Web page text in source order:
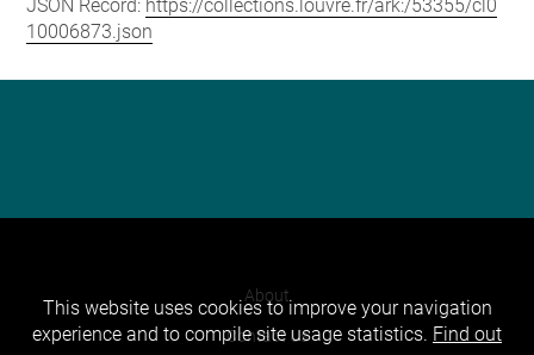
JSON Record: https://collections.louvre.fr/ark:/53355/cl0
10006873.json
About
Contact Us
This website uses cookies to improve your navigation
experience and to compile site usage statistics. Find out